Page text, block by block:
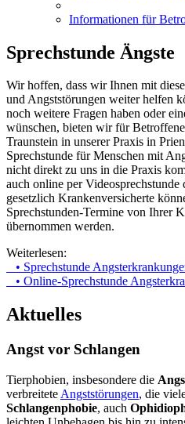
Informationen für
Sprechstunde Ängste
Wir hoffen, dass wir Ihnen mit
und Angststörungen weiter helfen
noch weitere Fragen haben oder
wünschen, bieten wir für
Traunstein in unserer Praxis in
Sprechstunde für Menschen mit
nicht direkt zu uns in die Praxis
auch online per
gesetzlich Krankenversicherte
Sprechstunden-Termine von Ihrer
übernommen werden.
Weiterlesen:
• Sprechstunde
• Online-Sprechstunde
Aktuelles
Angst vor Schlangen
Tierphobien, insbesondere die
verbreitete Angststörungen, die
Schlangenphobie, auch